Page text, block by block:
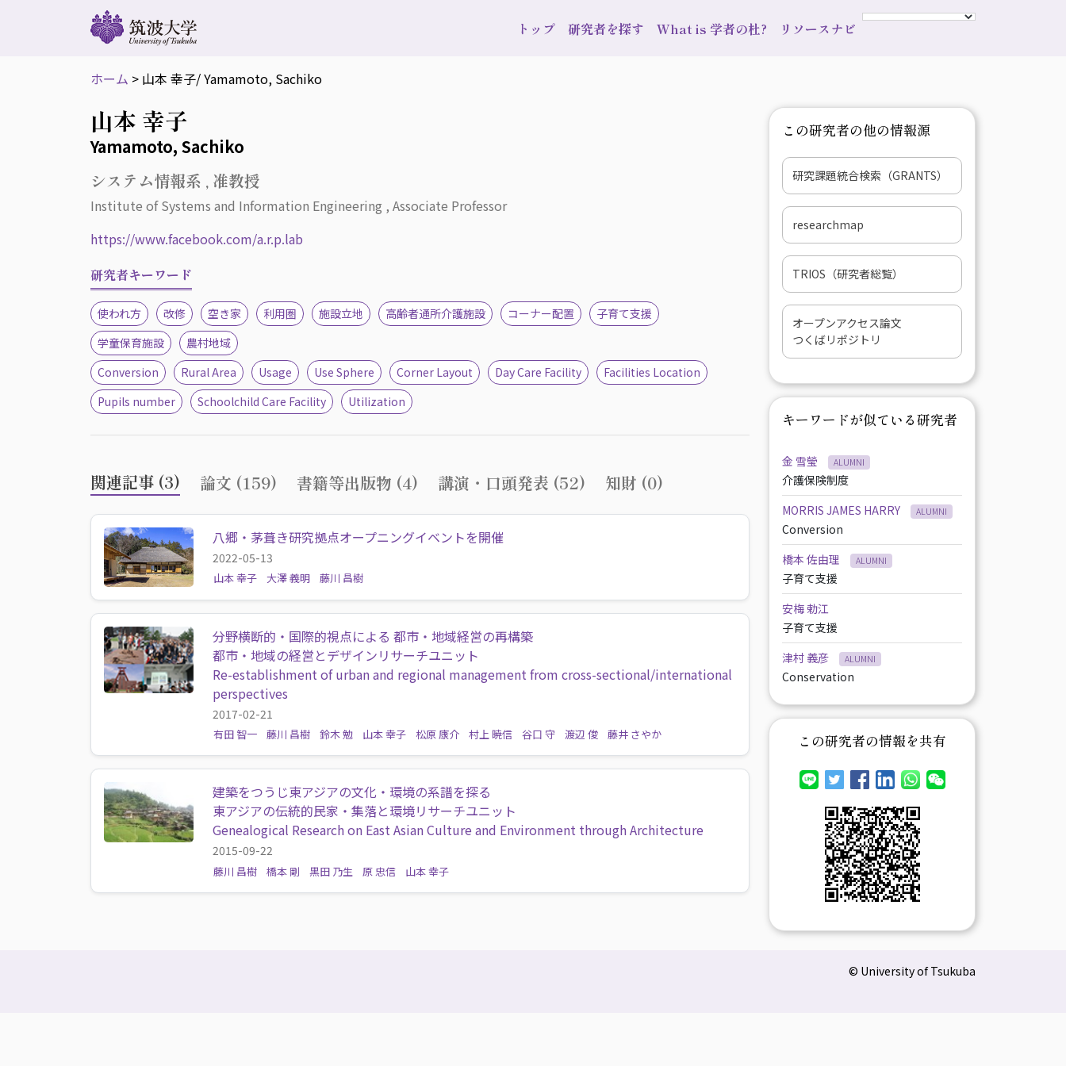
トップ 研究者を探す What is 学者の杜? リソースナビ
ホーム > 山本 幸子/ Yamamoto, Sachiko
山本 幸子
Yamamoto, Sachiko
システム情報系 , 准教授
Institute of Systems and Information Engineering , Associate Professor
https://www.facebook.com/a.r.p.lab
研究者キーワード
使われ方 改修 空き家 利用圏 施設立地 高齢者通所介護施設 コーナー配置
子育て支援
学童保育施設
農村地域
Conversion
Rural Area Usage Use Sphere Corner Layout Day Care Facility
Facilities Location
Pupils number
Schoolchild Care Facility Utilization
関連記事 (3) 論文 (159) 書籍等出版物 (4) 講演・口頭発表 (52) 知財 (0)
八郷・茅葺き研究拠点オープニングイベントを開催
2022-05-13
山本 幸子 大澤 義明 藤川 昌樹
分野横断的・国際的視点による 都市・地域経営の再構築
都市・地域の経営とデザインリサーチユニット
Re-establishment of urban and regional management from cross-sectional/international
perspectives
2017-02-21
有田 智一 藤川 昌樹 鈴木 勉 山本 幸子 松原 康介 村上 暁信 谷口 守 渡辺 俊 藤井 さやか
建築をつうじ東アジアの文化・環境の系譜を探る
東アジアの伝統的民家・集落と環境リサーチユニット
Genealogical Research on East Asian Culture and Environment through Architecture
2015-09-22
藤川 昌樹 橋本 剛 黒田 乃生 原 忠信 山本 幸子
この研究者の他の情報源
研究課題統合検索（GRANTS）
researchmap
TRIOS（研究者総覧）
オープンアクセス論文
つくばリポジトリ
キーワードが似ている研究者
金 雪瑩 ALUMNI
介護保険制度
MORRIS JAMES HARRY
ALUMNI
Conversion
橋本 佐由理
ALUMNI
子育て支援
安梅 勅江
子育て支援
津村 義彦
ALUMNI
Conservation
この研究者の情報を共有
© University of Tsukuba